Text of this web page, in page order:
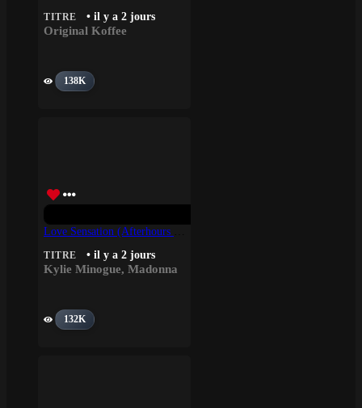
TITRE • il y a 2 jours
Original Koffee
138K
TITRE • il y a 2 jours
Kylie Minogue, Madonna
132K